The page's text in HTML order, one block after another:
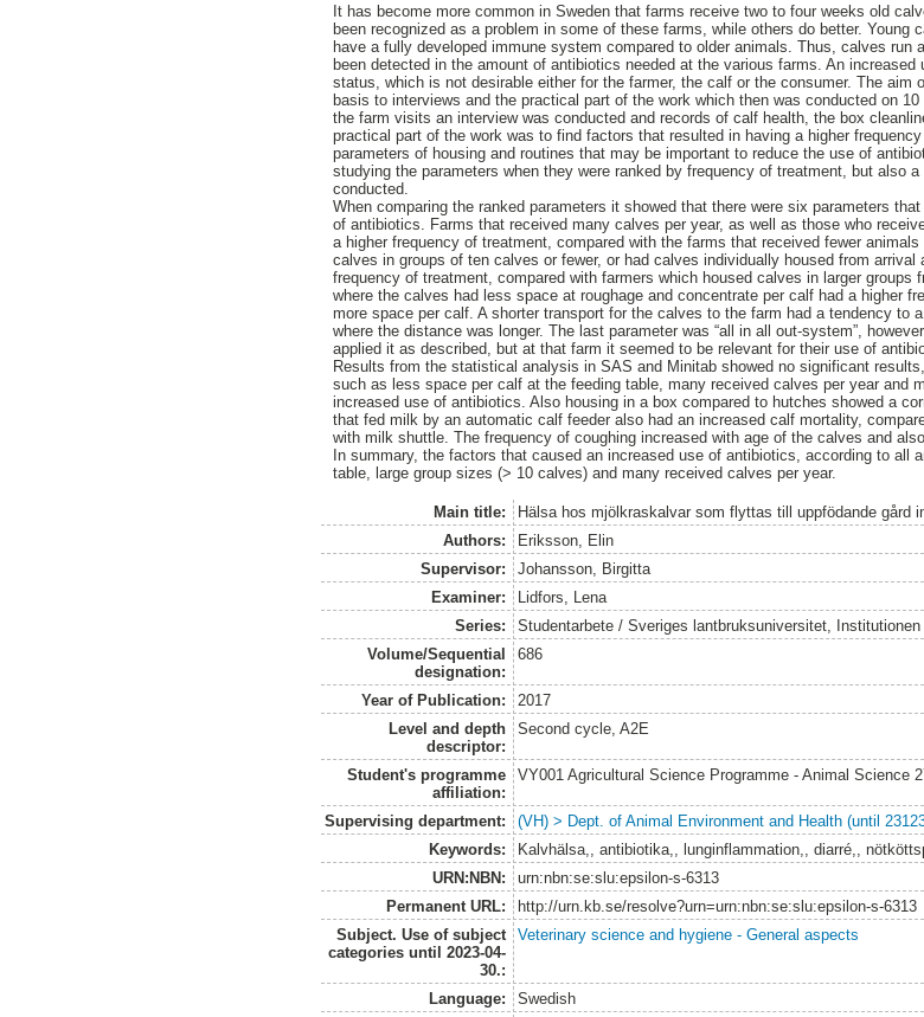
It has become more common in Sweden that farms receive two to four weeks old
been recognized as a problem in some of these farms, while others do better. Young
have a fully developed immune system compared to older animals. Thus, calves
been detected in the amount of antibiotics needed at the various farms. An
status, which is not desirable either for the farmer, the calf or the consumer. The aim
basis to interviews and the practical part of the work which then was conducted on
the farm visits an interview was conducted and records of calf health, the box
practical part of the work was to find factors that resulted in having a higher
parameters of housing and routines that may be important to reduce the use of
studying the parameters when they were ranked by frequency of treatment, but also
conducted.
When comparing the ranked parameters it showed that there were six parameters
of antibiotics. Farms that received many calves per year, as well as those who
a higher frequency of treatment, compared with the farms that received fewer
calves in groups of ten calves or fewer, or had calves individually housed from arrival
frequency of treatment, compared with farmers which housed calves in larger groups
where the calves had less space at roughage and concentrate per calf had a higher
more space per calf. A shorter transport for the calves to the farm had a tendency to
where the distance was longer. The last parameter was “all in all out-system”,
applied it as described, but at that farm it seemed to be relevant for their use of
Results from the statistical analysis in SAS and Minitab showed no significant
such as less space per calf at the feeding table, many received calves per year and
increased use of antibiotics. Also housing in a box compared to hutches showed a
that fed milk by an automatic calf feeder also had an increased calf mortality,
with milk shuttle. The frequency of coughing increased with age of the calves and
In summary, the factors that caused an increased use of antibiotics, according to all
table, large group sizes (> 10 calves) and many received calves per year.
Main title:
Hälsa hos mjölkraskalvar som flyttas till uppfödande gård
Authors:
Eriksson, Elin
Supervisor:
Johansson, Birgitta
Examiner:
Lidfors, Lena
Series:
Studentarbete / Sveriges lantbruksuniversitet,
Volume/Sequential
designation:
686
Year of Publication:
2017
Level and depth
descriptor:
Second cycle, A2E
Student's programme
affiliation:
VY001 Agricultural Science Programme - Animal Science
Supervising department:
(VH) > Dept. of Animal Environment and Health (until
Keywords:
Kalvhälsa,, antibiotika,, lunginflammation,, diarré,,
URN:NBN:
urn:nbn:se:slu:epsilon-s-6313
Permanent URL:
http://urn.kb.se/resolve?urn=urn:nbn:se:slu:epsilon-s-6313
Subject. Use of subject
categories until 2023-04-
30.:
Veterinary science and hygiene - General aspects
Language: Swedish